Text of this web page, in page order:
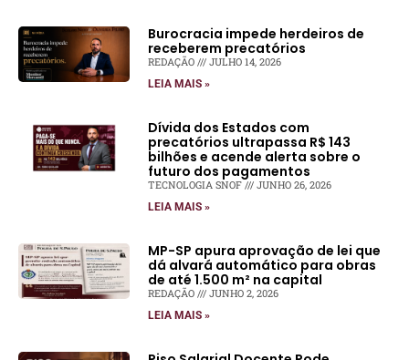
Burocracia impede herdeiros de
receberem precatórios
REDAÇÃO JULHO 14, 2026
LEIA MAIS »
Dívida dos Estados com
precatórios ultrapassa R$ 143
bilhões e acende alerta sobre o
futuro dos pagamentos
TECNOLOGIA SNOF JUNHO 26, 2026
LEIA MAIS »
MP-SP apura aprovação de lei que
dá alvará automático para obras
de até 1.500 m² na capital
REDAÇÃO JUNHO 2, 2026
LEIA MAIS »